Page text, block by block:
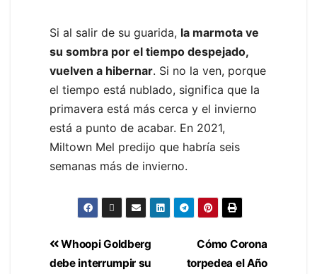
Si al salir de su guarida, la marmota ve
su sombra por el tiempo despejado,
vuelven a hibernar. Si no la ven, porque
el tiempo está nublado, significa que la
primavera está más cerca y el invierno
está a punto de acabar. En 2021,
Miltown Mel predijo que habría seis
semanas más de invierno.
Cómo Corona
torpedea el Año
Whoopi Goldberg
debe interrumpir su